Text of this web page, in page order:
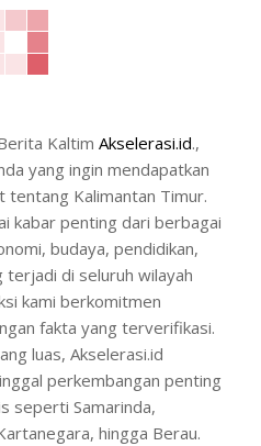
Kaltim Akselerasi.id.,
yang ingin mendapatkan
Kalimantan Timur.
kabar penting dari berbagai
budaya, pendidikan,
di seluruh wilayah
kami berkomitmen
fakta yang terverifikasi.
luas, Akselerasi.id
perkembangan penting
seperti Samarinda,
hingga Berau.